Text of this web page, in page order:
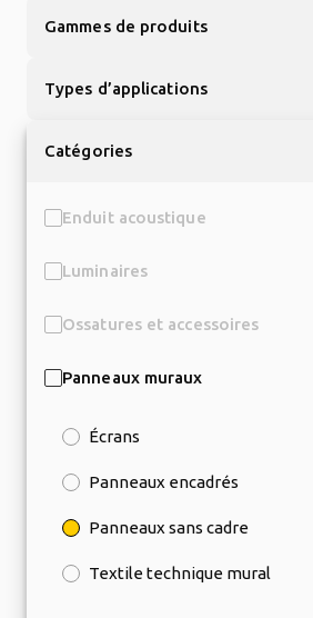
Gammes de produits
Types d’applications
Catégories
Enduit acoustique
Luminaires
Ossatures et accessoires
Panneaux muraux
Écrans
Panneaux encadrés
Panneaux sans cadre
Textile technique mural